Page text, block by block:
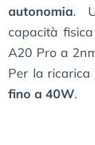
autonomia.
capacità
A20 Pro a
Per la
fino a 40W.